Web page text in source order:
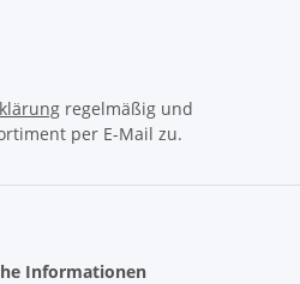
regelmäßig und
per E-Mail zu.
Informationen